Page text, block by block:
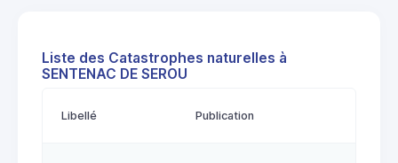
Liste des Catastrophes naturelles à
SENTENAC DE SEROU
Libellé Publication